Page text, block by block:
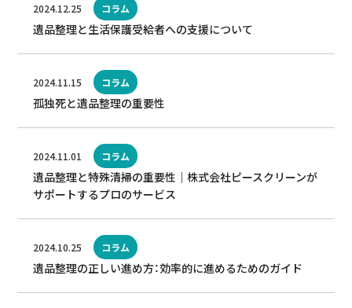
2024.12.25 コラム
遺品整理と生活保護受給者への支援について
2024.11.15 コラム
孤独死と遺品整理の重要性
2024.11.01 コラム
遺品整理と特殊清掃の重要性｜株式会社ピースクリーンが
サポートするプロのサービス
2024.10.25 コラム
遺品整理の正しい進め方：効率的に進めるためのガイド